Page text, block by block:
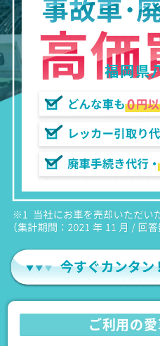
福岡県
ご利用の